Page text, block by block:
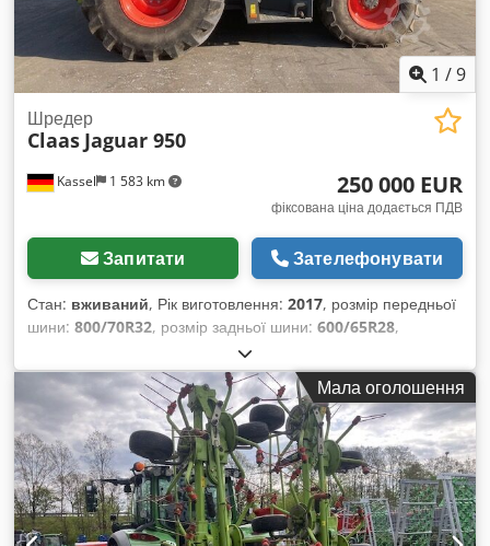
1 /9
Kassel 1 583 km
Шредер
Claas Jaguar 950
250 000 EUR
фіксована ціна додається ПДВ
Запитати Зателефонувати
Стан: вживаний, Рік виготовлення: 2017, розмір передньої
шини: 800/70R32, розмір задньої шини: 600/65R28,
Мала оголошення